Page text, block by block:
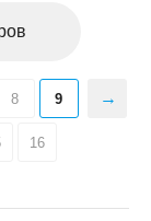
8 9
16